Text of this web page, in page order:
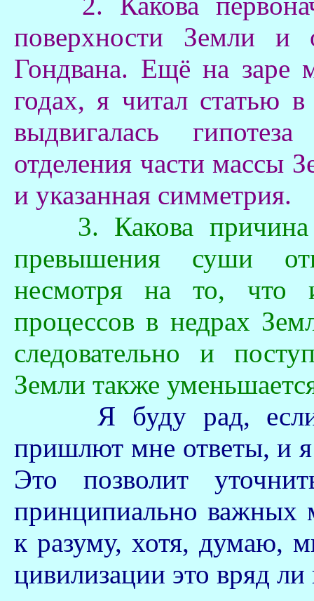
поверхности Земли и
Гондвана. Ещё на заре
годах, я читал статью
выдвигалась
отделения части массы
и указанная симметрия.
3. Какова причина
превышения суши
несмотря на то, что
процессов в недрах
следовательно и
Земли также
Я буду рад,
пришлют мне ответы, и
Это позволит
принципиально важных
к разуму, хотя, думаю,
цивилизации это вряд ли